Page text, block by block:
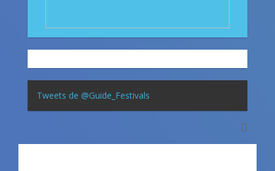
Tweets de @Guide_Festivals